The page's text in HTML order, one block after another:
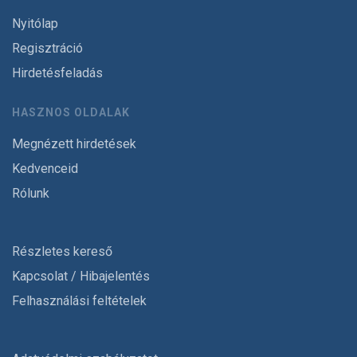
Nyitólap
Regisztráció
Hirdetésfeladás
HASZNOS OLDALAK
Megnézett hirdetések
Kedvenceid
Rólunk
Részletes kereső
Kapcsolat / Hibajelentés
Felhasználási feltételek